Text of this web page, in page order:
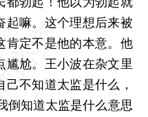
起嘛。这个理想后来被
肯定不是他的本意。他
尴尬。王小波在杂文里
不知道太监是什么，
倒知道太监是什么意思